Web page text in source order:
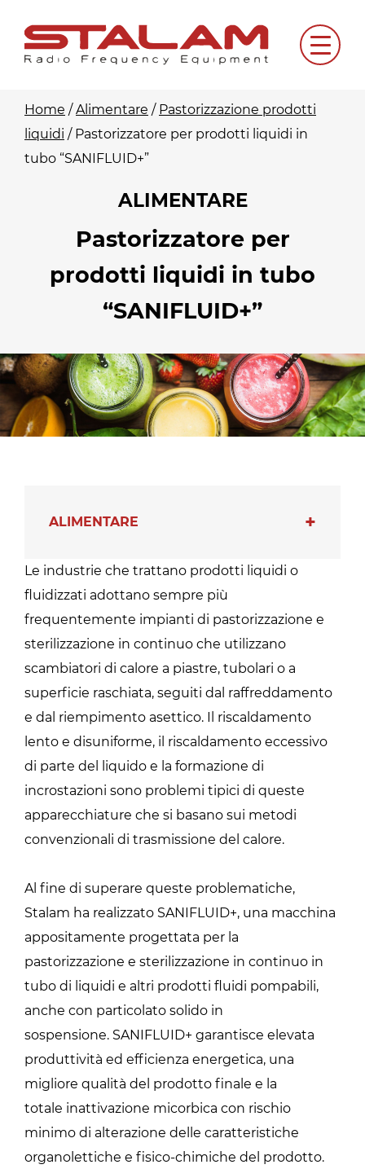
content
Menu
Home /Alimentare / Pastorizzazione prodotti
liquidi / Pastorizzatore per prodotti liquidi in
tubo “SANIFLUID+”
ALIMENTARE
Pastorizzatore per
prodotti liquidi in tubo
“SANIFLUID+”
ALIMENTARE
Le industrie che trattano prodotti liquidi o
fluidizzati adottano sempre più
frequentemente impianti di pastorizzazione e
sterilizzazione in continuo che utilizzano
scambiatori di calore a piastre, tubolari o a
superficie raschiata, seguiti dal raffreddamento
e dal riempimento asettico. Il riscaldamento
lento e disuniforme, il riscaldamento eccessivo
di parte del liquido e la formazione di
incrostazioni sono problemi tipici di queste
apparecchiature che si basano sui metodi
convenzionali di trasmissione del calore.
Al fine di superare queste problematiche,
Stalam ha realizzato SANIFLUID+, una macchina
appositamente progettata per la
pastorizzazione e sterilizzazione in continuo in
tubo di liquidi e altri prodotti fluidi pompabili,
anche con particolato solido in
sospensione. SANIFLUID+ garantisce elevata
produttività ed efficienza energetica, una
migliore qualità del prodotto finale e la
totale inattivazione micorbica con rischio
minimo di alterazione delle caratteristiche
organolettiche e fisico-chimiche del prodotto.